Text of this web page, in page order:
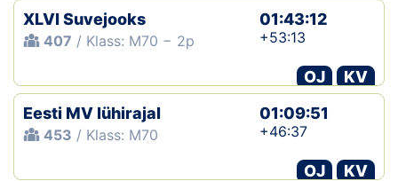
XLVI Suvejooks
407 / Klass: M70 − 2p
01:43:12
+53:13
OJ
KV
Eesti MV lühirajal
453 / Klass: M70
01:09:51
+46:37
OJ
KV